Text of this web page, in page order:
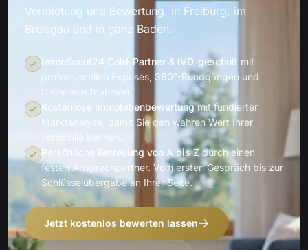
Vermietung und Bewertung. In Freiburg, im
Breisgau und in ganz Baden.
ImmoScout24 Gold-Partner & IVD-geschult mit
professionellen Exposés, 360°-Rundgängen und
Drohnenaufnahmen.
Kostenlose Immobilienbewertungmit fundierter
Marktanalyse, damit Sie den wahren Wert Ihrer
Immobilie kennen.
Persönliche Betreuung von A bis Z durch einen
festen Ansprechpartner. Vom ersten Gespräch bis zur
Schlüsselübergabe an Ihrer Seite.
Jetzt kostenlos bewerten lassen